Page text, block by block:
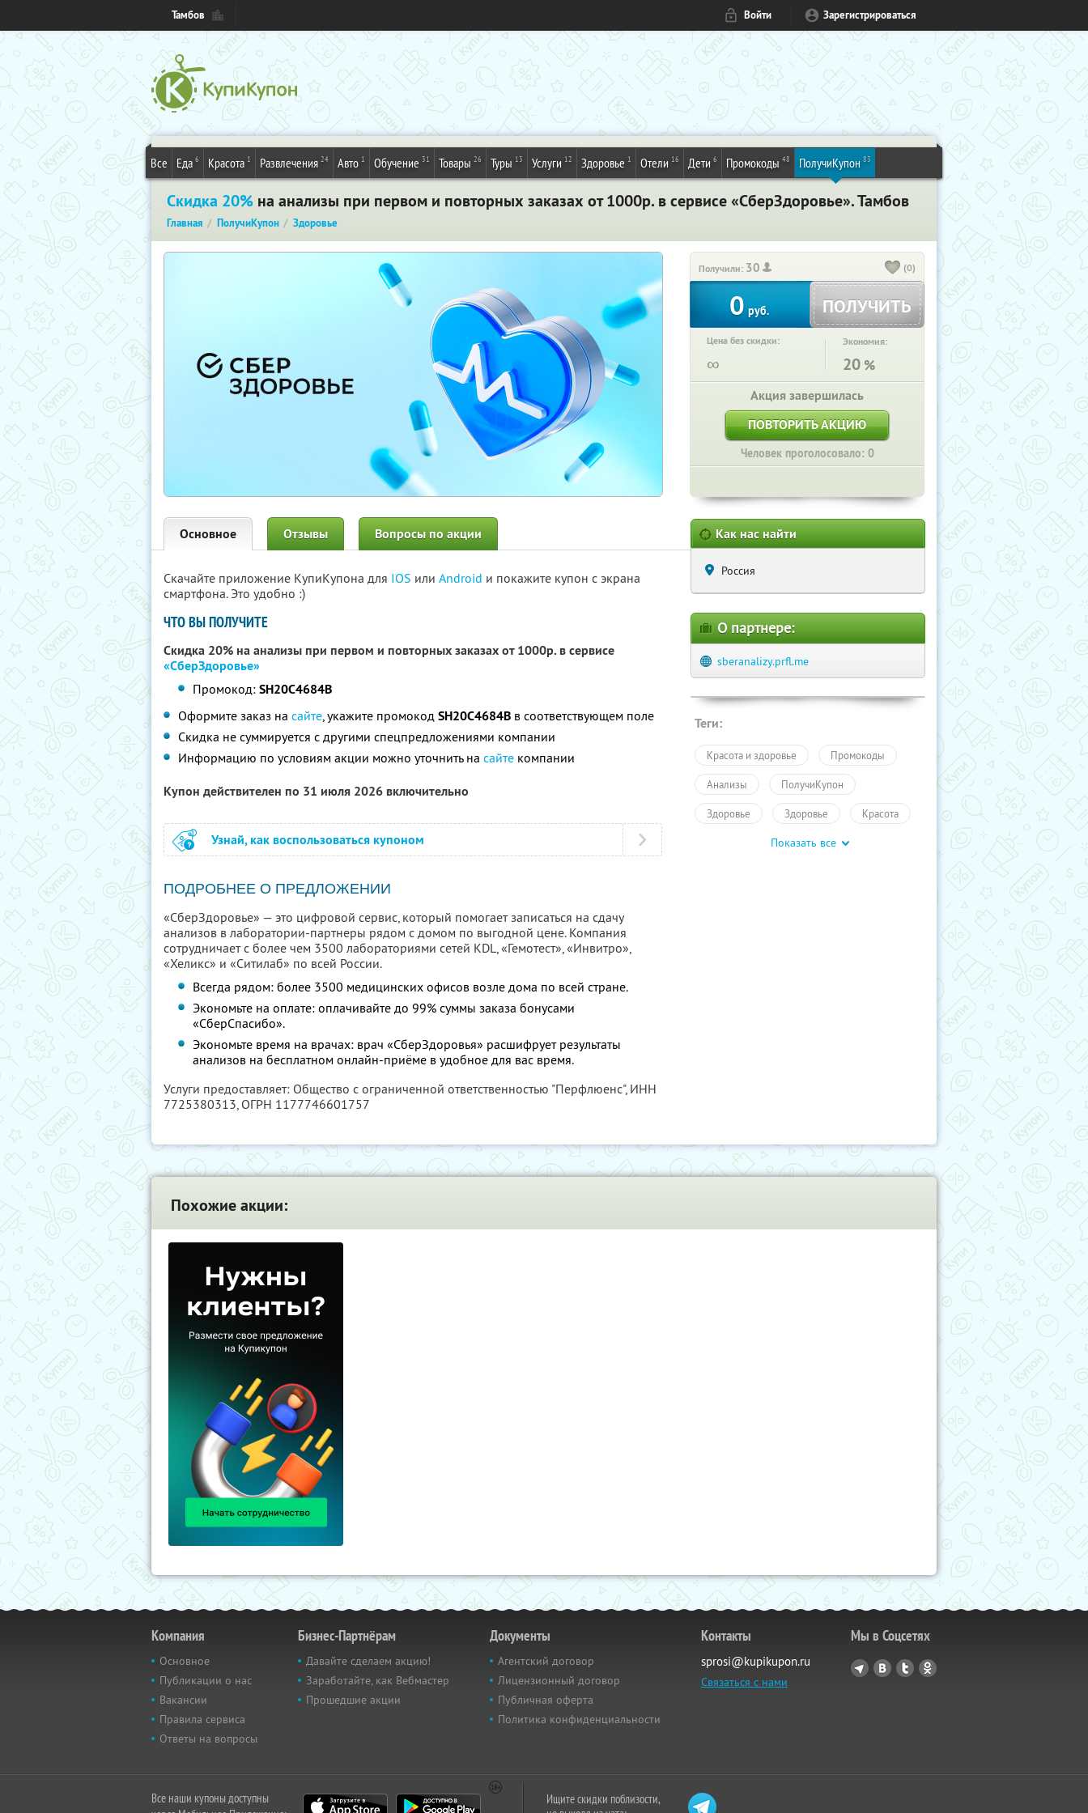
Тамбов Войти Зарегистрироваться
Все Еда 6 Красота 1 Развлечения 24 Авто 1 Обучение 31 Товары 26 Туры 13 Услуги 12 Здоровье 1 Отели 16 Дети 6 Промокоды 48 ПолучиКупон 83
Скидка 20% на анализы при первом и повторных заказах от 1000р. в сервисе «СберЗдоровье». Тамбов
Главная ПолучиКупон Здоровье
Получили: 30 (0)
0 руб. ПОЛУЧИТЬ
Цена без скидки:
∞
Экономия:
20 %
Акция завершилась
ПОВТОРИТЬ АКЦИЮ
Человек проголосовало: 0
Основное Отзывы Вопросы по акции
Скачайте приложение КупиКупона для IOS или Android и покажите купон с экрана
смартфона. Это удобно :)
ЧТО ВЫ ПОЛУЧИТЕ
Скидка 20% на анализы при первом и повторных заказах от 1000р. в сервисе
«СберЗдоровье»
Промокод:SH20C4684B
Оформите заказ на сайте, укажите промокод SH20C4684B в соответствующем поле
Скидка не суммируется с другими спецпредложениями компании
Информацию по условиям акции можно уточнить на сайте компании
Купон действителен по 31 июля 2026 включительно
Узнай, как воспользоваться купоном
ПОДРОБНЕЕ О ПРЕДЛОЖЕНИИ
«СберЗдоровье» — это цифровой сервис, который помогает записаться на сдачу
анализов в лаборатории-партнеры рядом с домом по выгодной цене. Компания
сотрудничает с более чем 3500 лабораториями сетей KDL, «Гемотест», «Инвитро»,
«Хеликс» и «Ситилаб» по всей России.
Всегда рядом: более 3500 медицинских офисов возле дома по всей стране.
Экономьте на оплате: оплачивайте до 99% суммы заказа бонусами
«СберСпасибо».
Экономьте время на врачах: врач «СберЗдоровья» расшифрует результаты
анализов на бесплатном онлайн-приёме в удобное для вас время.
Услуги предоставляет: Общество с ограниченной ответственностью "Перфлюенс", ИНН
7725380313, ОГРН 1177746601757
Как нас найти
Россия
О партнере:
sberanalizy.prfl.me
Теги:
Красота и здоровье Промокоды
Анализы ПолучиКупон
Здоровье Здоровье Красота
Показать все
Похожие акции:
Компания
Основное
Публикации о нас
Вакансии
Правила сервиса
Ответы на вопросы
Бизнес-Партнёрам
Давайте сделаем акцию!
Заработайте, как Вебмастер
Прошедшие акции
Документы
Агентский договор
Лицензионный договор
Публичная оферта
Политика конфиденциальности
Контакты
sprosi@kupikupon.ru
Связаться с нами
Мы в Соцсетях
Все наши купоны доступны
Ищите скидки поблизости,